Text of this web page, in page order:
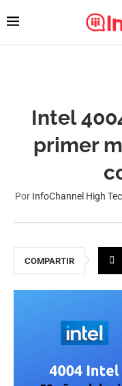
Intel
primer
Por InfoChannel High
COMPARTIR